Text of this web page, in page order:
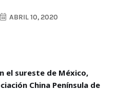
ABRIL 10, 2020
el sureste de México,
China Península de